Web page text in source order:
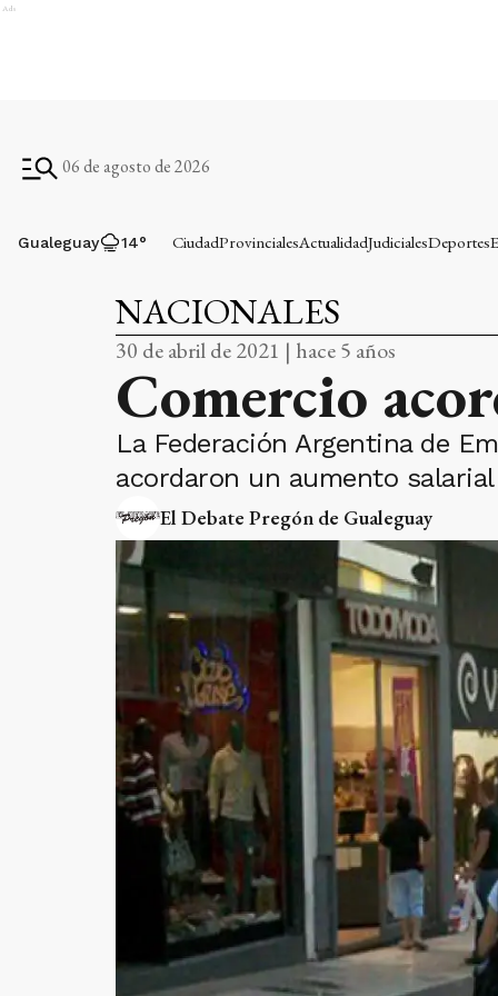
Ads
06 de agosto de 2026
Gualeguay 14° CiudadProvincialesActualidadJudicialesDeportes
NACIONALES
30 de abril de 2021 | hace 5 años
Comercio
La Federación Argentina de
acordaron un aumento
El Debate Pregón de Gualeguay